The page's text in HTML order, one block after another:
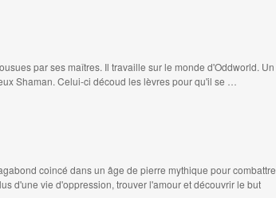
par ses maîtres. Il travaille sur le monde d'Oddworld. Un
Shaman. Celui-ci découd les lèvres pour qu'il se …
coincé dans un âge de pierre mythique pour combattre
d'une vie d'oppression, trouver l'amour et découvrir le but